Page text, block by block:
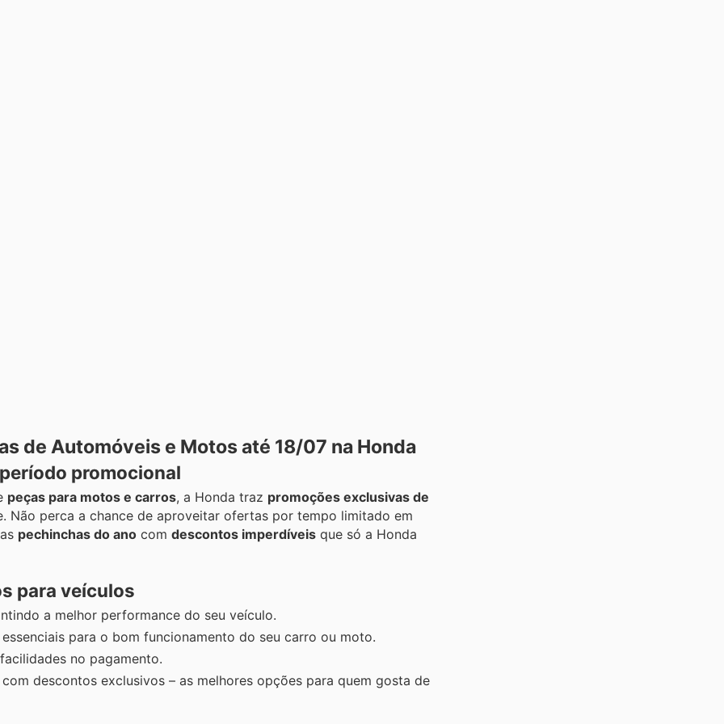
de Automóveis e Motos até 18/07 na Honda
promocional
peças para motos e carros, a Honda traz promoções exclusivas de
Não perca a chance de aproveitar ofertas por tempo limitado em
pechinchas do ano com descontos imperdíveis que só a Honda
para veículos
a melhor performance do seu veículo.
para o bom funcionamento do seu carro ou moto.
no pagamento.
descontos exclusivos – as melhores opções para quem gosta de